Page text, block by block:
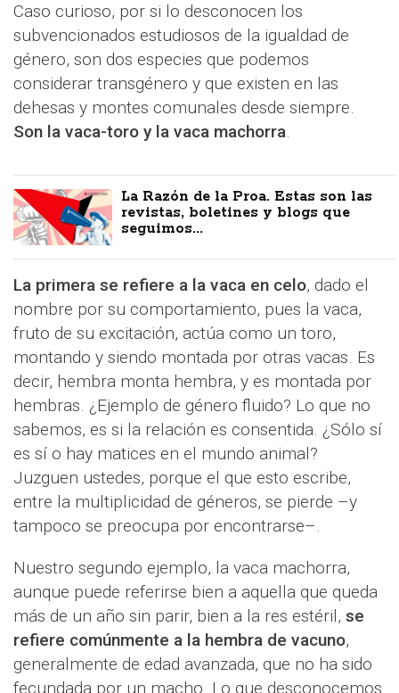
Caso curioso, por si lo desconocen los
subvencionados estudiosos de la igualdad de
género, son dos especies que podemos
considerar transgénero y que existen en las
dehesas y montes comunales desde siempre.
Son la vaca-toro y la vaca machorra.
La Razón de la Proa. Estas son las
revistas, boletines y blogs que
seguimos...
La primera se refiere a la vaca en celo, dado el
nombre por su comportamiento, pues la vaca,
fruto de su excitación, actúa como un toro,
montando y siendo montada por otras vacas. Es
decir, hembra monta hembra, y es montada por
hembras. ¿Ejemplo de género fluido? Lo que no
sabemos, es si la relación es consentida. ¿Sólo sí
es sí o hay matices en el mundo animal?
Juzguen ustedes, porque el que esto escribe,
entre la multiplicidad de géneros, se pierde –y
tampoco se preocupa por encontrarse–.
Nuestro segundo ejemplo, la vaca machorra,
aunque puede referirse bien a aquella que queda
más de un año sin parir, bien a la res estéril, se
refiere comúnmente a la hembra de vacuno,
generalmente de edad avanzada, que no ha sido
fecundada por un macho. Lo que desconocemos